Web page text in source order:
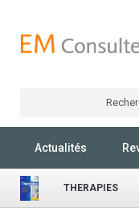
Actualités
THERAPIES